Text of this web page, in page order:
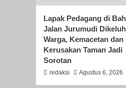
Lapak Pedagang di
Jalan Jurumudi
Warga, Kemacetan dan
Kerusakan Taman Jadi
Sorotan
redaksi Agustus 6, 2026